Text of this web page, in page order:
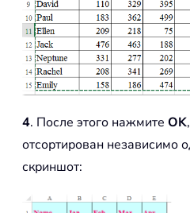
4. После этого нажмите OK
отсортирован независимо
скриншот: